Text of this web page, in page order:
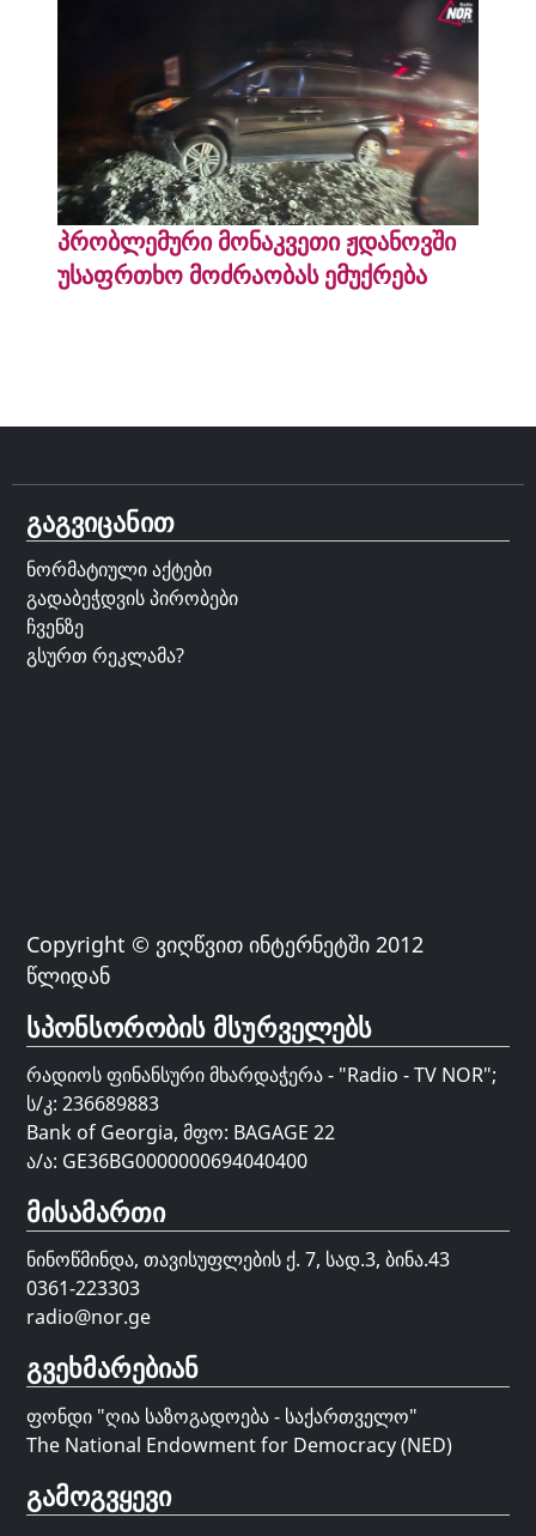
პრობლემური მონაკვეთი ჟდანოვში
უსაფრთხო მოძრაობას ემუქრება
გაგვიცანით
ნორმატიული აქტები
გადაბეჭდვის პირობები
ჩვენზე
გსურთ რეკლამა?
Copyright © ვიღწვით ინტერნეტში 2012
წლიდან
სპონსორობის მსურველებს
რადიოს ფინანსური მხარდაჭერა - "Radio - TV NOR";
ს/კ: 236689883
Bank of Georgia, მფო: BAGAGE 22
ა/ა: GE36BG0000000694040400
მისამართი
ნინოწმინდა, თავისუფლების ქ. 7, სად.3, ბინა.43
0361-223303
radio@nor.ge
გვეხმარებიან
ფონდი "ღია საზოგადოება - საქართველო"
The National Endowment for Democracy (NED)
გამოგვყევი